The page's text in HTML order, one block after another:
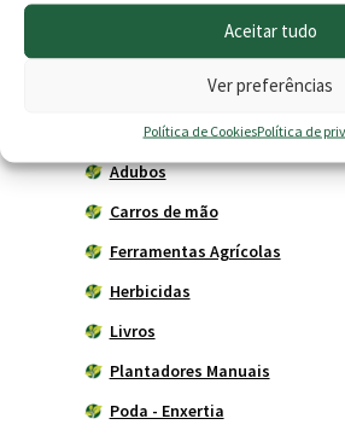
Aceitar tudo
Ver preferências
Política de CookiesPolítica de
Agricultura
Adubadores
Adubos
Carros de mão
Ferramentas Agrícolas
Herbicidas
Livros
Plantadores Manuais
Poda - Enxertia